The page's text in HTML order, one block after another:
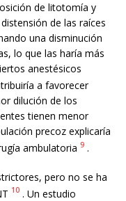
de litotomía y
de las raíces
una disminución
lo que las haría más
anestésicos
a favorecer
dilución de los
tienen menor
precoz explicaría
ambulatoria 9 .
pero no se ha
10 . Un estudio